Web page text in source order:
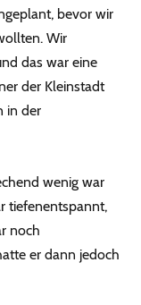
bevor wir
Wir
das war eine
der Kleinstadt
in der
wenig war
tiefenentspannt,
noch
er dann jedoch